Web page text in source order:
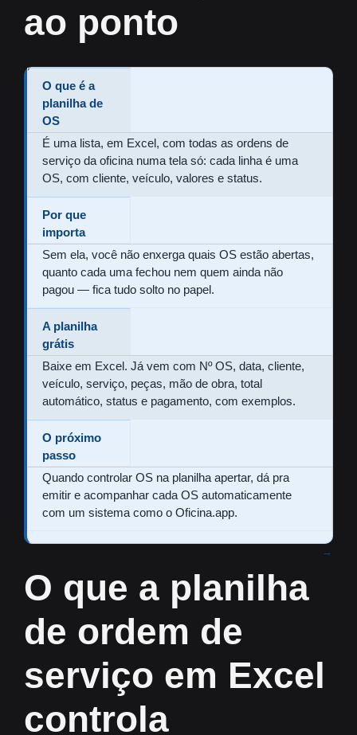
ao ponto
O que é a
planilha de
OS
É uma lista, em Excel, com todas as ordens de
serviço da oficina numa tela só: cada linha é uma
OS, com cliente, veículo, valores e status.
Por que
importa
Sem ela, você não enxerga quais OS estão abertas,
quanto cada uma fechou nem quem ainda não
pagou — fica tudo solto no papel.
A planilha
grátis
Baixe em Excel. Já vem com Nº OS, data, cliente,
veículo, serviço, peças, mão de obra, total
automático, status e pagamento, com exemplos.
O próximo
passo
Quando controlar OS na planilha apertar, dá pra
emitir e acompanhar cada OS automaticamente
com um sistema como o Oficina.app.
O que a planilha
de ordem de
serviço em Excel
controla